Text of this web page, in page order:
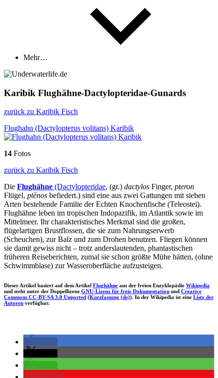
Mehr…
Karibik Flughähne-Dactylopteridae-Gunards
zurück zu Karibik Fisch
Flughahn (Dactylopterus volitans) Karibik
14 Fotos
zurück zu Karibik Fisch
Die Flughähne (Dactylopteridae, (gr.) dactylos Finger, pteron
Flügel, ptēnos befiedert.) sind eine aus zwei Gattungen mit sieben
Arten bestehende Familie der Echten Knochenfische (Teleostei).
Flughähne leben im tropischen Indopazifik, im Atlantik sowie im
Mittelmeer. Ihr charakteristisches Merkmal sind die großen,
flügelartigen Brustflossen, die sie zum Nahrungserwerb
(Scheuchen), zur Balz und zum Drohen benutzen. Fliegen können
sie damit gewiss nicht – trotz anderslautenden, phantastischen
früheren Reiseberichten, zumal sie schon größte Mühe hätten, (ohne
Schwimmblase) zur Wasseroberfläche aufzusteigen.
Dieser Artikel basiert auf dem Artikel Flughähne aus der freien Enzyklopädie Wikipedia
und steht unter der Doppellizenz GNU-Lizenz für freie Dokumentation und Creative
Commons CC-BY-SA 3.0 Unported (Kurzfassung (de)). In der Wikipedia ist eine Liste der
Autoren verfügbar.